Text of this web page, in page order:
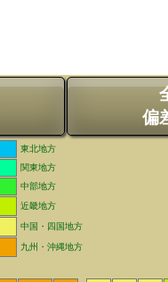
偏
東北地方
関東地方
中部地方
近畿地方
中国・四国地方
九州・沖縄地方